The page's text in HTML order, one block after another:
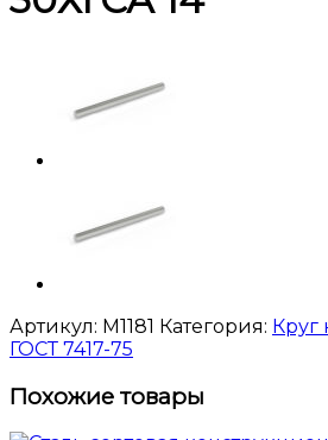
Артикул: M1181 Категория: Круг
ГОСТ 7417-75
Похожие товары